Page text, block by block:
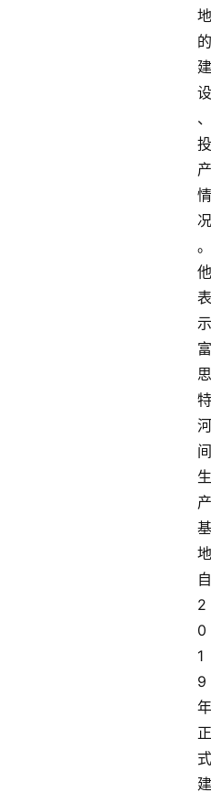
地
的
建
设
、
投
产
情
况
。
他
表
示
富
思
特
河
间
生
产
基
地
自
2
0
1
9
年
正
式
建